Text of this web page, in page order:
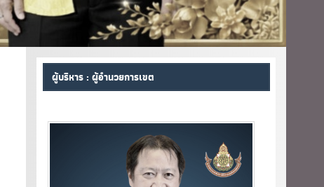
ผู้บริหาร : ผู้อำนวยการเขต